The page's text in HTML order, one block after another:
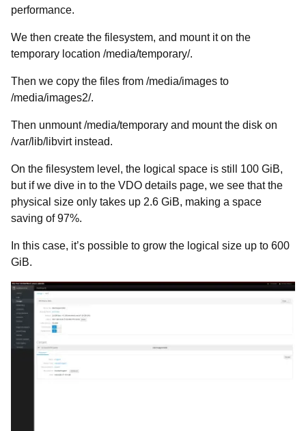
performance.
We then create the filesystem, and mount it on the
temporary location /media/temporary/.
Then we copy the files from /media/images to
/media/images2/.
Then unmount /media/temporary and mount the disk on
/var/lib/libvirt instead.
On the filesystem level, the logical space is still 100 GiB,
but if we dive in to the VDO details page, we see that the
physical size only takes up 2.6 GiB, making a space
saving of 97%.
In this case, it’s possible to grow the logical size up to 600
GiB.